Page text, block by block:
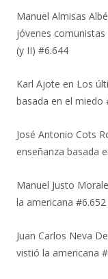
Manuel Almisas
jóvenes
(y II) #6.644
Karl Ajote en Los
basada en el miedo
José Antonio Cots
enseñanza basada
Manuel Justo
la americana #6.652
Juan Carlos Neva
vistió la americana